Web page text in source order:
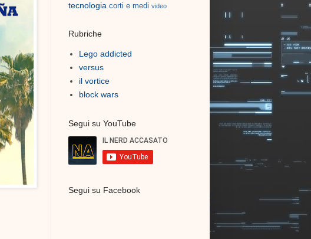
tecnologia corti e medi video
Rubriche
Lego addicted
versus
il vortice
block wars
Segui su YouTube
Segui su Facebook